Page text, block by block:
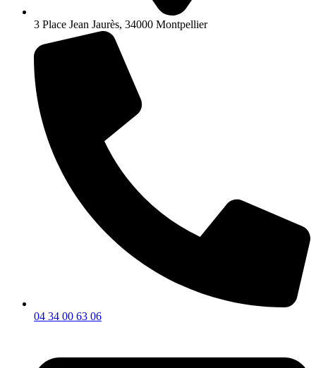
3 Place Jean Jaurès, 34000 Montpellier
04 34 00 63 06